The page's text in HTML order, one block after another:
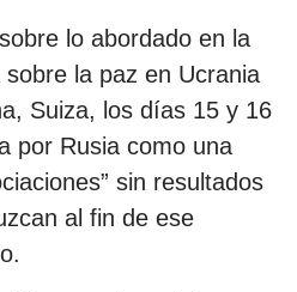
lo abordado en la
la paz en Ucrania
Suiza, los días 15 y 16
por Rusia como una
sin resultados
al fin de ese